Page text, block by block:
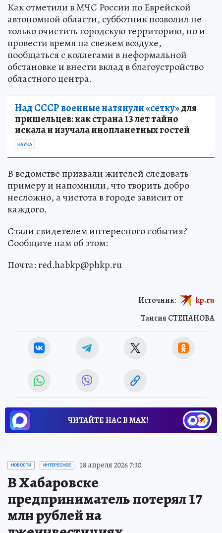
Как отметили в МЧС России по Еврейской
автономной области, субботник позволил не
только очистить городскую территорию, но и
провести время на свежем воздухе,
пообщаться с коллегами в неформальной
обстановке и внести вклад в благоустройство
областного центра.
Над СССР военные натянули «сетку»для
пришельцев: как страна 13 лет тайно
искала и изучала инопланетных гостей
НАУКА
В ведомстве призвали жителей следовать
примеру и напомнили, что творить добро
несложно, а чистота в городе зависит от
каждого.
Стали свидетелем интересного события?
Сообщите нам об этом:
Почта: red.habkp@phkp.ru
Таисия СТЕПАНОВА
Источник: kp.ru
ЧИТАЙТЕ НАС В МАХ!
НОВОСТИ ИНТЕРЕСНОЕ 18 апреля 2026 7:30
В Хабаровске
предприниматель потерял 17
млн рублей на